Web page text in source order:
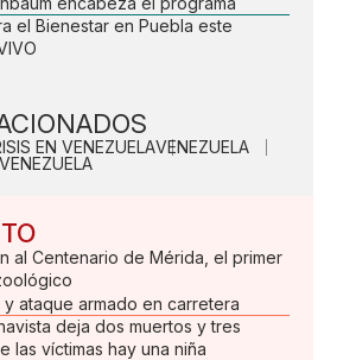
el Bienestar en Puebla este
EN VENEZUELAVENEZUELA
al Centenario de Mérida, el primer
ataque armado en carretera
deja dos muertos y tres
las víctimas hay una niña